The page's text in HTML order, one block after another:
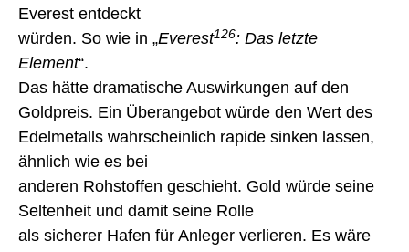
Everest entdeckt
würden. So wie in „Everest126: Das letzte
Element“.
Das hätte dramatische Auswirkungen auf den
Goldpreis. Ein Überangebot würde den Wert des
Edelmetalls wahrscheinlich rapide sinken lassen,
ähnlich wie es bei
anderen Rohstoffen geschieht. Gold würde seine
Seltenheit und damit seine Rolle
als sicherer Hafen für Anleger verlieren. Es wäre